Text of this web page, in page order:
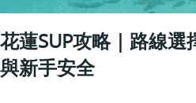
花蓮SUP攻略｜路線
與新手安全